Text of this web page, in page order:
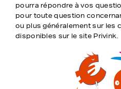
pourra répondre à vos
pour toute question
ou plus généralement sur les
disponibles sur le site Privink.